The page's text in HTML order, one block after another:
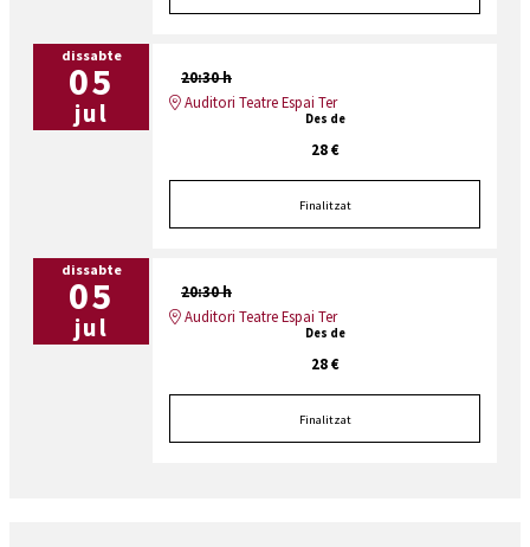
dissabte
05
jul
20:30 h
Auditori Teatre Espai Ter
Des de
28 €
Finalitzat
dissabte
05
jul
20:30 h
Auditori Teatre Espai Ter
Des de
28 €
Finalitzat